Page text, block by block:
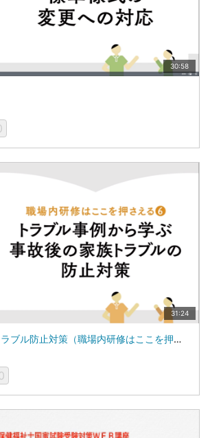
30:58
31:24
🎥事故発生後のトラブル防止対策（職場内研修はここを押さえる）